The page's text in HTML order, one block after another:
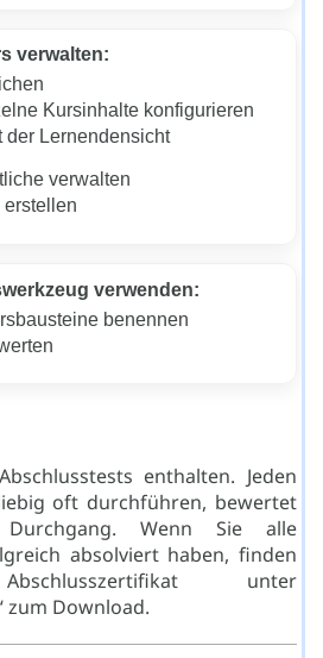
verwalten:
Kursinhalte konfigurieren
der Lernendensicht
verwalten
erstellen
verwenden:
benennen
enthalten. Jeden
oft durchführen, bewertet
Wenn Sie alle
absolviert haben, finden
unter
zum Download.